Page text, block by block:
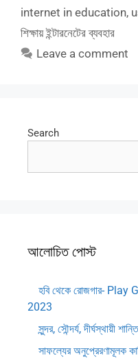
internet in education,
শিক্ষায় ইন্টারনেটের ব্যবহার
Leave a comment
Search
আলোচিত পোস্ট
হবি থেকে রোজগার-
2023
সুন্দর, সৌন্দর্য, দীর্ঘস্থায়ী
সাফল্যের অনুপ্রেরণামূলক